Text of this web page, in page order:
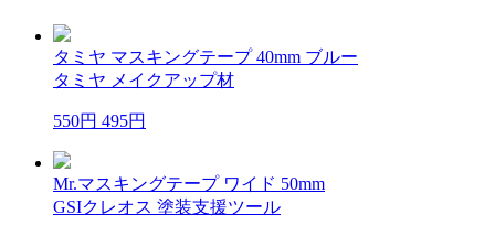
タミヤ マスキングテープ 40mm ブルー
タミヤ メイクアップ材
550円 495円
Mr.マスキングテープ ワイド 50mm
GSIクレオス 塗装支援ツール